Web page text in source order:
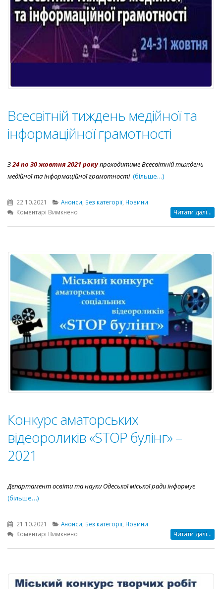
Всесвітній тиждень медійної та
інформаційної грамотності
З24по 30 жовтня 2021 рокупроходитиме Всесвітній тиждень
медійної та інформаційної грамотності (більше…)
22.10.2021 Анонси Без категорії Новини
Коментарі Вимкненодо
та
інформаційної
грамотності
Читати далі...
Конкурс аматорських
відеороликів «STOP булінг» –
2021
Департамент освіти та науки Одеської міської ради інформує
(більше…)
21.10.2021 Анонси, Без категорії, Новини
Коментарі Вимкненодо
«STOP
булінг»
Читати далі...